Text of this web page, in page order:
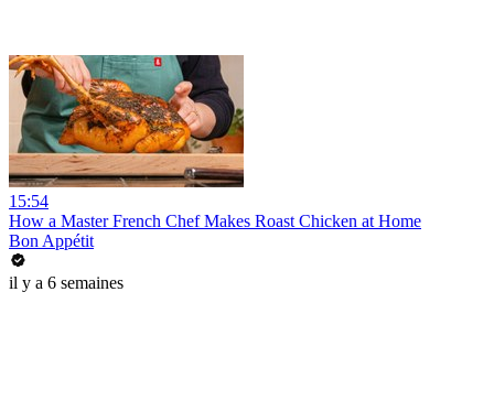
15:54
How a Master French Chef Makes Roast Chicken at Home
Bon Appétit
il y a 6 semaines